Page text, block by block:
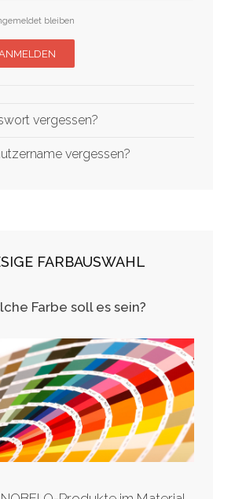
bleiben
vergessen?
vergessen?
FARBAUSWAHL
Farbe soll es sein?